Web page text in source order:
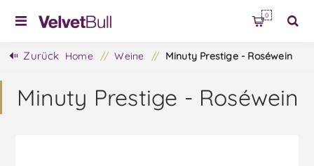
0
Zurück Home / Weine / Minuty Prestige - Roséwein
Minuty Prestige - Roséwein